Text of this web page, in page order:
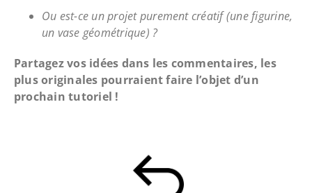
Ou est-ce un projet purement créatif (une figurine,
un vase géométrique) ?
Partagez vos idées dans les commentaires, les
plus originales pourraient faire l’objet d’un
prochain tutoriel !